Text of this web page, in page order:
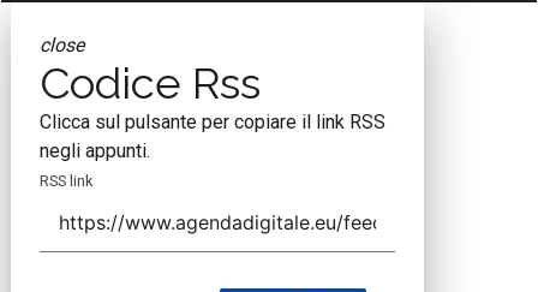
close
Codice Rss
Clicca sul pulsante per copiare il link RSS
negli appunti.
RSS link